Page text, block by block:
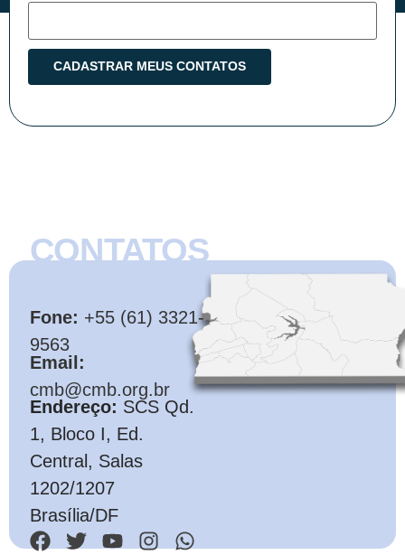
CONTATOS
Fone: +55 (61) 3321-
9563
Email:
cmb@cmb.org.br
Endereço: SCS Qd.
1, Bloco I, Ed.
Central, Salas
1202/1207
Brasília/DF